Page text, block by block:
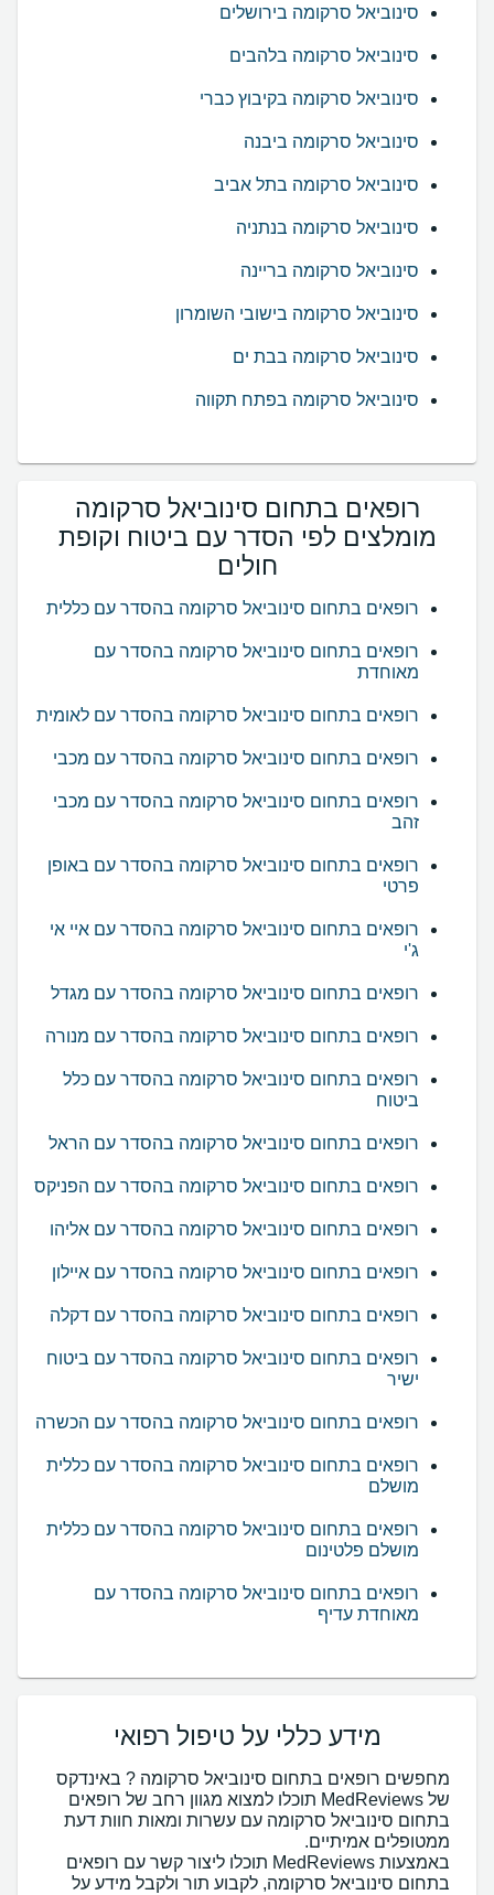
סינוביאל סרקומה בירושלים
סינוביאל סרקומה בלהבים
סינוביאל סרקומה בקיבוץ כברי
סינוביאל סרקומה ביבנה
סינוביאל סרקומה בתל אביב
סינוביאל סרקומה בנתניה
סינוביאל סרקומה בריינה
סינוביאל סרקומה בישובי השומרון
סינוביאל סרקומה בבת ים
סינוביאל סרקומה בפתח תקווה
רופאים בתחום סינוביאל סרקומה
מומלצים לפי הסדר עם ביטוח וקופת
חולים
רופאים בתחום סינוביאל סרקומה בהסדר עם כללית
רופאים בתחום סינוביאל סרקומה בהסדר עם
מאוחדת
רופאים בתחום סינוביאל סרקומה בהסדר עם לאומית
רופאים בתחום סינוביאל סרקומה בהסדר עם מכבי
רופאים בתחום סינוביאל סרקומה בהסדר עם מכבי
זהב
רופאים בתחום סינוביאל סרקומה בהסדר עם באופן
פרטי
רופאים בתחום סינוביאל סרקומה בהסדר עם איי אי
ג'י
רופאים בתחום סינוביאל סרקומה בהסדר עם מגדל
רופאים בתחום סינוביאל סרקומה בהסדר עם מנורה
רופאים בתחום סינוביאל סרקומה בהסדר עם כלל
ביטוח
רופאים בתחום סינוביאל סרקומה בהסדר עם הראל
רופאים בתחום סינוביאל סרקומה בהסדר עם הפניקס
רופאים בתחום סינוביאל סרקומה בהסדר עם אליהו
רופאים בתחום סינוביאל סרקומה בהסדר עם איילון
רופאים בתחום סינוביאל סרקומה בהסדר עם דקלה
רופאים בתחום סינוביאל סרקומה בהסדר עם ביטוח
ישיר
רופאים בתחום סינוביאל סרקומה בהסדר עם הכשרה
רופאים בתחום סינוביאל סרקומה בהסדר עם כללית
מושלם
רופאים בתחום סינוביאל סרקומה בהסדר עם כללית
מושלם פלטינום
רופאים בתחום סינוביאל סרקומה בהסדר עם
מאוחדת עדיף
מידע כללי על טיפול רפואי
מחפשים רופאים בתחום סינוביאל סרקומה ? באינדקס
של MedReviews תוכלו למצוא מגוון רחב של רופאים
בתחום סינוביאל סרקומה עם עשרות ומאות חוות דעת
באמצעות MedReviews תוכלו ליצור קשר עם רופאים
בתחום סינוביאל סרקומה, לקבוע תור ולקבל מידע על